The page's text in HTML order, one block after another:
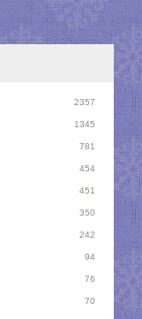
2357
1345
781
454
451
350
242
94
76
70